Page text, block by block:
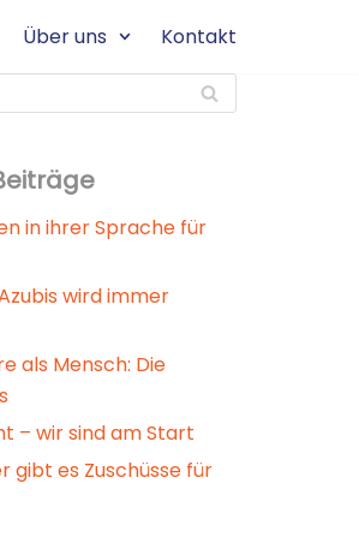
Über uns Kontakt
in ihrer Sprache für
wird immer
als Mensch: Die
– wir sind am Start
gibt es Zuschüsse für